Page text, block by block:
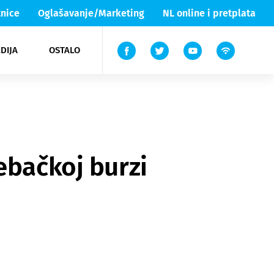
Oglašavanje/Marketing NL online i pretplata
OSTALO
Lika & Senj
TV
burzi